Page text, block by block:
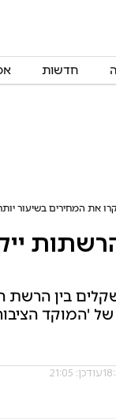
חדשות
את המחירים בשיעור
של למעלה מ-1,100
עודכן: 21:05